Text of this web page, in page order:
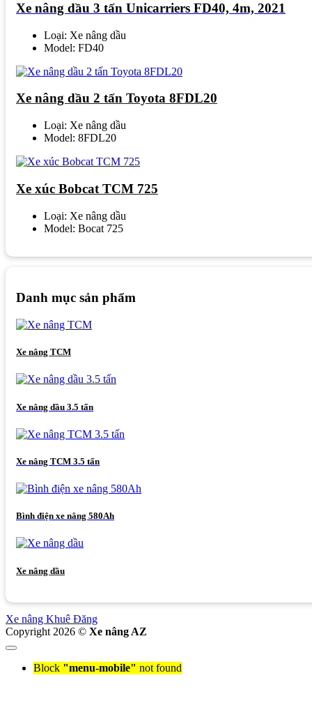
Xe nâng dầu 3 tấn Unicarriers FD40, 4m, 2021
Loại: Xe nâng dầu
Model: FD40
Xe nâng dầu 2 tấn Toyota 8FDL20
Loại: Xe nâng dầu
Model: 8FDL20
Xe xúc Bobcat TCM 725
Loại: Xe nâng dầu
Model: Bocat 725
Danh mục sản phẩm
Xe nâng TCM
Xe nâng dầu 3.5 tấn
Xe nâng TCM 3.5 tấn
Bình điện xe nâng 580Ah
Xe nâng dầu
Xe nâng Khuê Đăng
Copyright 2026 © Xe nâng AZ
Block "menu-mobile" not found